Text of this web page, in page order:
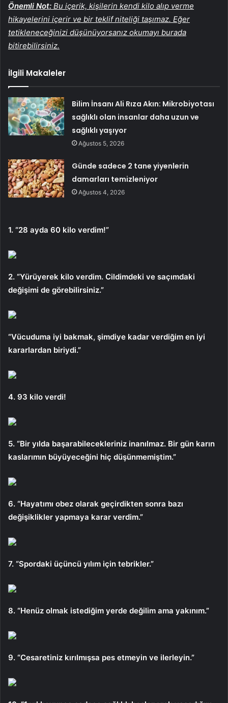
Önemli Not: Bu içerik, kişilerin kendi kilo alıp verme
hikayelerini içerir ve bir teklif niteliği taşımaz. Eğer
tetikleneceğinizi düşünüyorsanız okumayı burada
bitirebilirsiniz.
İlgili Makaleler
Bilim İnsanı Ali Rıza Akın: Mikrobiyotası
sağlıklı olan insanlar daha uzun ve
sağlıklı yaşıyor
Ağustos 5, 2026
Günde sadece 2 tane yiyenlerin
damarları temizleniyor
Ağustos 4, 2026
1. “28 ayda 60 kilo verdim!”
2. “Yürüyerek kilo verdim. Cildimdeki ve saçımdaki
değişimi de görebilirsiniz.”
“Vücuduma iyi bakmak, şimdiye kadar verdiğim en iyi
kararlardan biriydi.”
4. 93 kilo verdi!
5. “Bir yılda başarabilecekleriniz inanılmaz. Bir gün karın
kaslarımın büyüyeceğini hiç düşünmemiştim.”
6. “Hayatımı obez olarak geçirdikten sonra bazı
değişiklikler yapmaya karar verdim.”
7. “Spordaki üçüncü yılım için tebrikler.”
8. “Henüz olmak istediğim yerde değilim ama yakınım.”
9. “Cesaretiniz kırılmışsa pes etmeyin ve ilerleyin.”